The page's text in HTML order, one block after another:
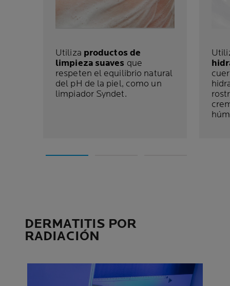
Utiliza productos de
limpieza suaves que
respeten el equilibrio natural
del pH de la piel, como un
limpiador Syndet.
DERMATITIS POR
RADIACIÓN